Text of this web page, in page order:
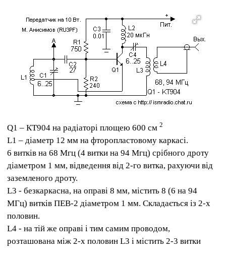
Q1 – КТ904 на радіаторі площею 600 см 2
L1 – діаметр 12 мм на фторопластовому каркасі.
6 витків на 68 Мгц (4 витки на 94 Мгц) ​​срібного дроту
діаметром 1 мм, відведення від 2-го витка, рахуючи від
заземленого дроту.
L3 - безкаркасна, на оправі 8 мм, містить 8 (6 на 94
МГц) витків ПЕВ-2 діаметром 1 мм. Складається із 2-х
половин.
L4 - на тій же оправі і тим самим проводом,
розташована між 2-х половин L3 і містить 2-3 витки